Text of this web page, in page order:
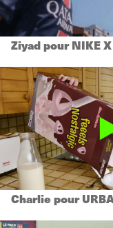
Ziyad pour NIKE
Charlie pour